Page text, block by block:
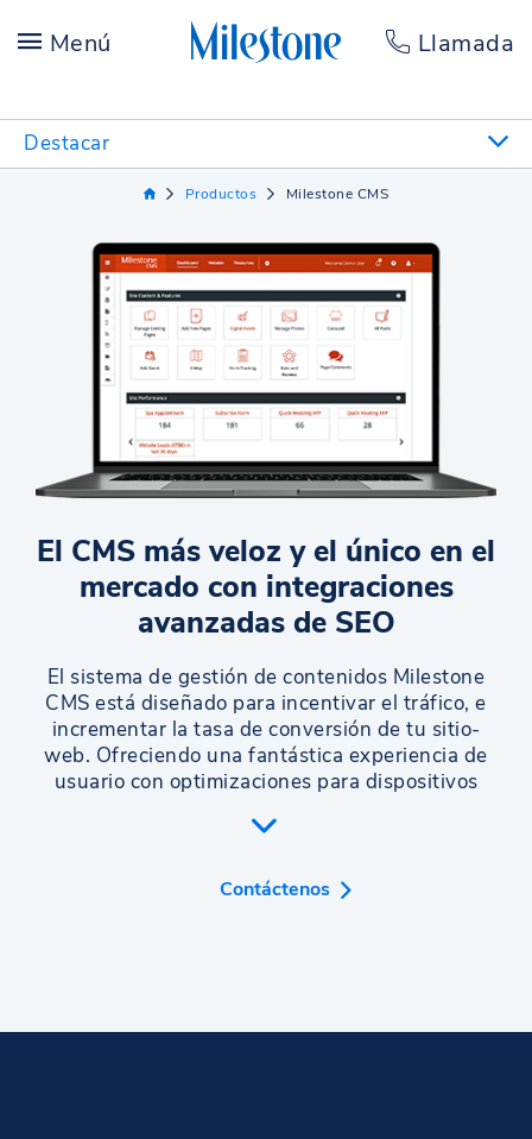
Menú Llamada
Destacar
Productos Milestone CMS
El CMS más veloz y el único en el
mercado con integraciones
avanzadas de SEO
El sistema de gestión de contenidos Milestone
CMS está diseñado para incentivar el tráfico, e
incrementar la tasa de conversión de tu sitio-
web. Ofreciendo una fantástica experiencia de
usuario con optimizaciones para dispositivos
esté etiquetada de forma correcta para que
universales.
sistema con la mejor velocidad de descarga en el
Contáctenos